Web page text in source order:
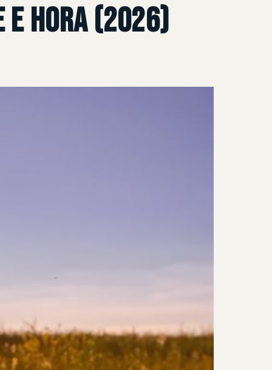
Hora (2026)